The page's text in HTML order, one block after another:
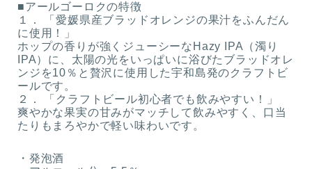
■アールゴーロクの特徴
１． 「愛媛県産ブラッドオレンジの果汁をふんだん
に使用！」
ホップの香りが強くジューシーなHazy IPA（濁り
IPA）に、太陽の光をいっぱいに浴びたブラッドオレ
ンジを10％と贅沢に使用した宇和島発のクラフトビ
ールです。
２． 「クラフトビール初心者でも飲みやすい！」
爽やかな果実の甘みがマッチして飲みやすく、口当
たりもまろやかで軽い味わいです。
・発泡酒